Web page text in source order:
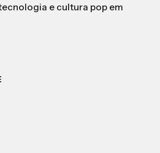
e cultura pop em